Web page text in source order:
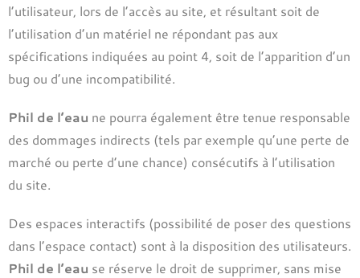
l’utilisateur, lors de l’accès au site, et résultant soit de
l’utilisation d’un matériel ne répondant pas aux
spécifications indiquées au point 4, soit de l’apparition d’un
bug ou d’une incompatibilité.
Phil de l’eau ne pourra également être tenue responsable
des dommages indirects (tels par exemple qu’une perte de
marché ou perte d’une chance) consécutifs à l’utilisation
du site.
Des espaces interactifs (possibilité de poser des questions
dans l’espace contact) sont à la disposition des utilisateurs.
Phil de l’eau se réserve le droit de supprimer, sans mise